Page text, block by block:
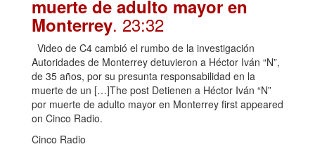
muerte de adulto mayor en
Monterrey. 23:32
Video de C4 cambió el rumbo de la investigación
Autoridades de Monterrey detuvieron a Héctor Iván “N”,
de 35 años, por su presunta responsabilidad en la
muerte de un […]The post Detienen a Héctor Iván “N”
por muerte de adulto mayor en Monterrey first appeared
on Cinco Radio.
Cinco Radio